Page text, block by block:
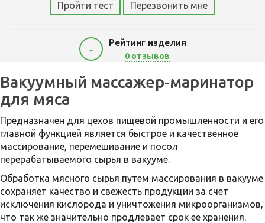
Пройти тест Перезвонить мне
-
Рейтинг изделия
0 отзывов
0
Вакуумный массажер-маринатор
для мяса
Предназначен для цехов пищевой промышленности и его
главной функцией является быстрое и качественное
массирование, перемешивание и посол
перерабатываемого сырья в вакууме.
Обработка мясного сырья путем массирования в вакууме
сохраняет качество и свежесть продукции за счет
исключения кислорода и уничтожения микроорганизмов,
что так же значительно продлевает срок ее хранения.